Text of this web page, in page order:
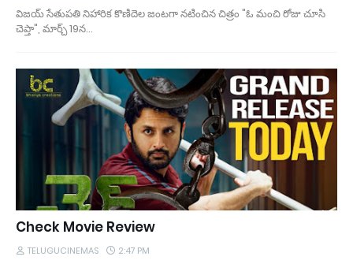
విజయ్ సేతుపతి నిహారిక కొణిదెల జంటగా నటించిన చిత్రం "ఓ మంచి రోజు చూసి
చెప్తా", మార్చ్ 19న…
Check Movie Review
TELUGUCINEMAS 2:47 PM